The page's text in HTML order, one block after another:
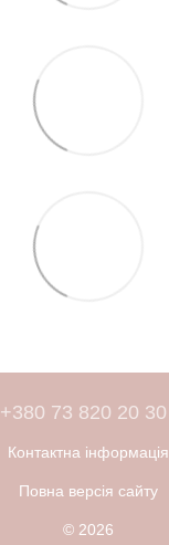
+380 73 820 20 30
Контактна інформація
Повна версія сайту
© 2026